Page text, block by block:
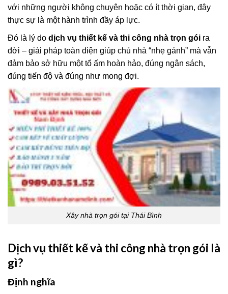
với những người không chuyên hoặc có ít thời gian, đây
thực sự là một hành trình đầy áp lực.
Đó là lý do dịch vụ thiết kế và thi công nhà trọn gói ra
đời – giải pháp toàn diện giúp chủ nhà “nhẹ gánh” mà vẫn
đảm bảo sở hữu một tổ ấm hoàn hảo, đúng ngân sách,
đúng tiến độ và đúng như mong đợi.
Xây nhà trọn gói tại Thái Bình
Dịch vụ thiết kế và thi công nhà trọn gói là
gì?
Định nghĩa